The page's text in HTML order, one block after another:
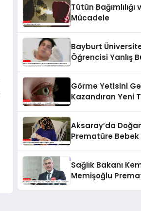
Tütün Bağımlılığı
Mücadele
Bayburt
Öğrencisi Yanlış
Görme Yetisini
Kazandıran Yeni
Aksaray’da
Prematüre
Sağlık Bakanı
Memişoğlu